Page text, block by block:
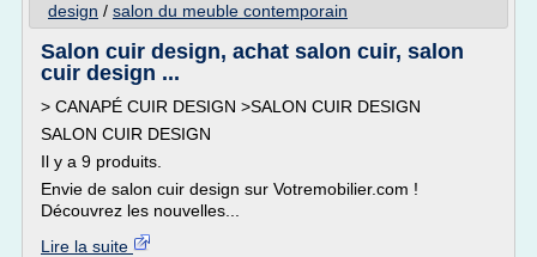
design / salon du meuble contemporain
Salon cuir design, achat salon cuir, salon
cuir design ...
> CANAPÉ CUIR DESIGN >SALON CUIR DESIGN
SALON CUIR DESIGN
Il y a 9 produits.
Envie de salon cuir design sur Votremobilier.com !
Découvrez les nouvelles...
Lire la suite